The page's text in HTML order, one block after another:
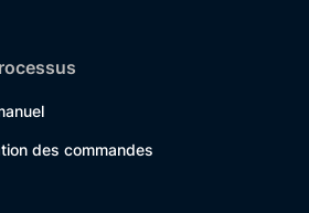
des commandes